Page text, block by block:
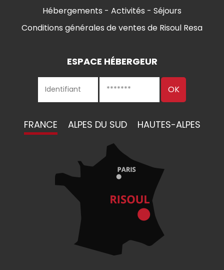
Hébergements - Activités - Séjours
Conditions générales de ventes de Risoul Resa
ESPACE HÉBERGEUR
FRANCE ALPES DU SUD HAUTES-ALPES